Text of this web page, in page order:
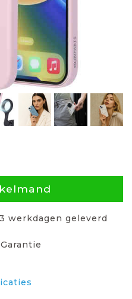
werkdagen geleverd